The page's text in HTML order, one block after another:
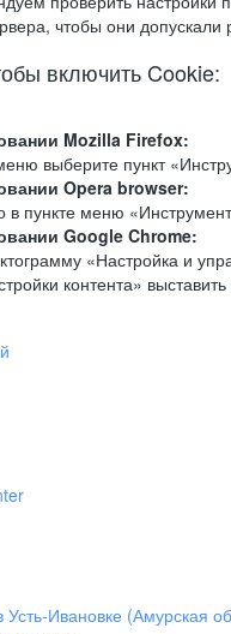
чтобы они допускали
включить Cookie:
Mozilla Firefox:
выберите пункт
Opera browser:
пункте меню
Google Chrome:
«Настройка и
контента»
Ивановке (Амурская